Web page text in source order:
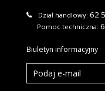
Dział handlowy: 62
Pomoc techniczna:
Biuletyn informacyjny